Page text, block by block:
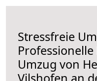
Stressfreie
Umzug von